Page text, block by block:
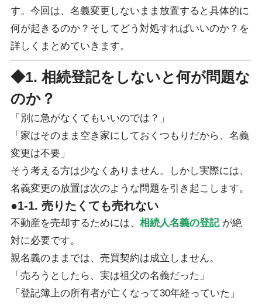
す。今回は、名義変更しないまま放置すると具体的に
何が起きるのか？そしてどう対処すればいいのか？を
詳しくまとめていきます。
◆1. 相続登記をしないと何が問題な
のか？
「別に急がなくてもいいのでは？」
「家はそのまま空き家にしておくつもりだから、名義
変更は不要」
そう考える方は少なくありません。しかし実際には、
名義変更の放置は次のような問題を引き起こします。
●1-1. 売りたくても売れない
不動産を売却するためには、 相続人名義の登記が絶
対に必要です。
親名義のままでは、売買契約は成立しません。
「売ろうとしたら、実は祖父の名義だった」
「登記簿上の所有者が亡くなって30年経っていた」